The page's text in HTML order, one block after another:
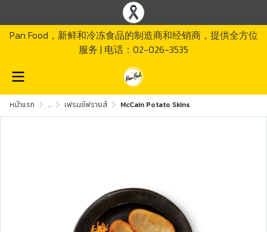
Pan Food，新鲜和冷冻食品的制造商和经销商，提供全方位
服务 | 电话：02-026-3535
หน้าแรก ... เฟรนช์ฟรายส์ McCain Potato Skins